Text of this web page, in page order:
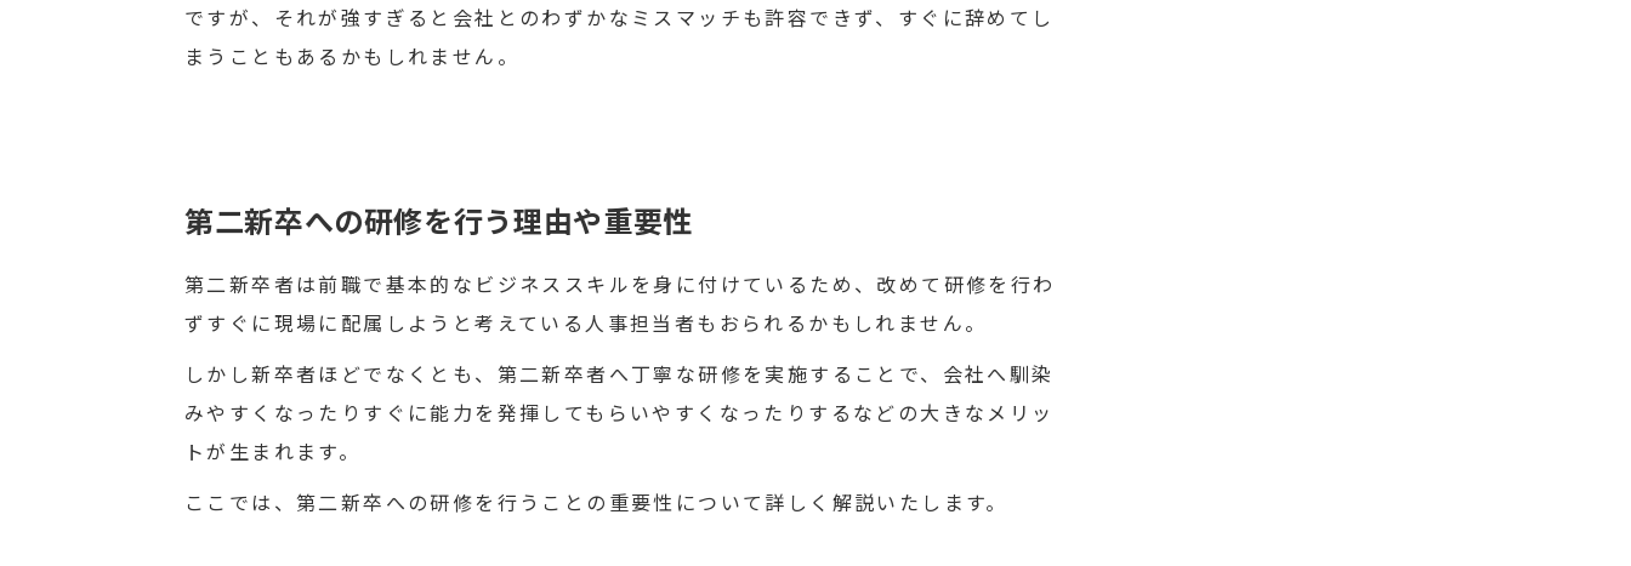
ですが、それが強すぎると会社とのわずかなミスマッチも許容できず、すぐに辞めてし
まうこともあるかもしれません。
第二新卒への研修を行う理由や重要性
第二新卒者は前職で基本的なビジネススキルを身に付けているため、改めて研修を行わ
ずすぐに現場に配属しようと考えている人事担当者もおられるかもしれません。
しかし新卒者ほどでなくとも、第二新卒者へ丁寧な研修を実施することで、会社へ馴染
みやすくなったりすぐに能力を発揮してもらいやすくなったりするなどの大きなメリッ
トが生まれます。
ここでは、第二新卒への研修を行うことの重要性について詳しく解説いたします。